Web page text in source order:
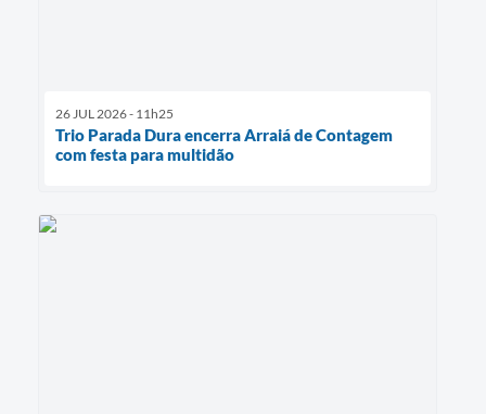
26 JUL 2026 - 11h25
Trio Parada Dura encerra Arraiá de Contagem
com festa para multidão